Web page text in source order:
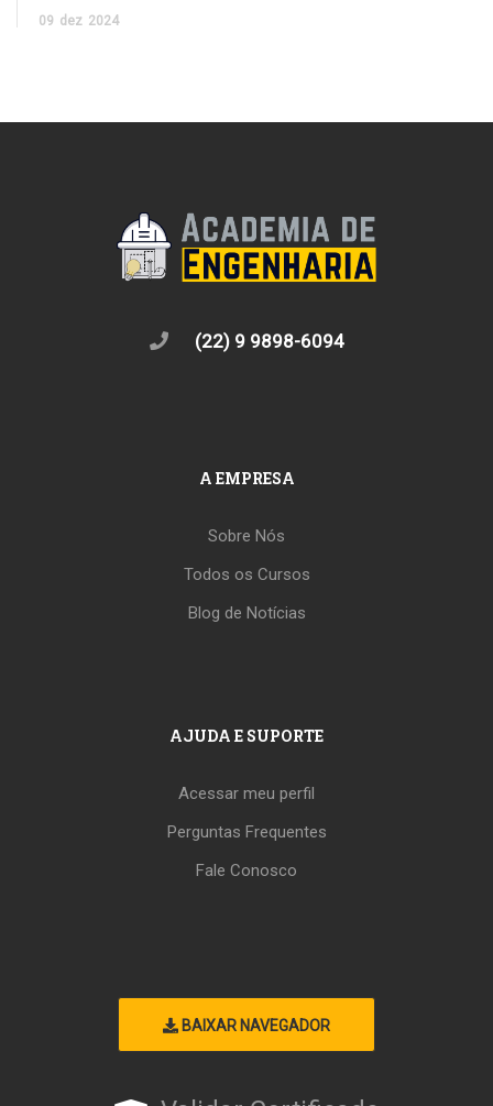
09 dez 2024
(22) 9 9898-6094
A EMPRESA
Sobre Nós
Todos os Cursos
Blog de Notícias
AJUDA E SUPORTE
Acessar meu perfil
Perguntas Frequentes
Fale Conosco
BAIXAR NAVEGADOR